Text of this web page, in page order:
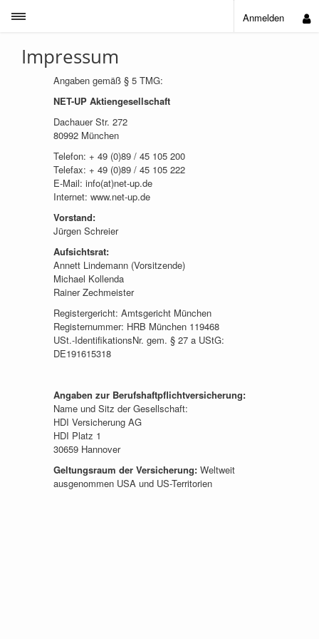
Toggle sidebar
Anmelden
Impressum
Angaben gemäß § 5 TMG:
NET-UP Aktiengesellschaft
Dachauer Str. 272
80992 München
Telefon: + 49 (0)89 / 45 105 200
Telefax: + 49 (0)89 / 45 105 222
E-Mail: info(at)net-up.de
Internet: www.net-up.de
Vorstand:
Jürgen Schreier
Aufsichtsrat:
Annett Lindemann (Vorsitzende)
Michael Kollenda
Rainer Zechmeister
Registergericht: Amtsgericht München
Registernummer: HRB München 119468
USt.-IdentifikationsNr. gem. § 27 a UStG:
DE191615318
Angaben zur Berufshaftpflichtversicherung:
Name und Sitz der Gesellschaft:
HDI Versicherung AG
HDI Platz 1
30659 Hannover
Geltungsraum der Versicherung: Weltweit
ausgenommen USA und US-Territorien